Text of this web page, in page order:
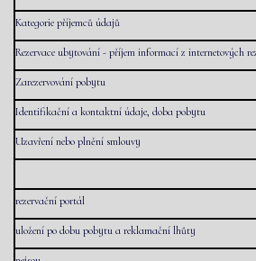
Kategorie příjemců údajů
Rezervace ubytování - příjem informací z internetových
Zarezervování pobytu
Identifikační a kontaktní údaje, doba pobytu
Uzavření nebo plnění smlouvy
rezervační portál
uložení po dobu pobytu a reklamační lhůty